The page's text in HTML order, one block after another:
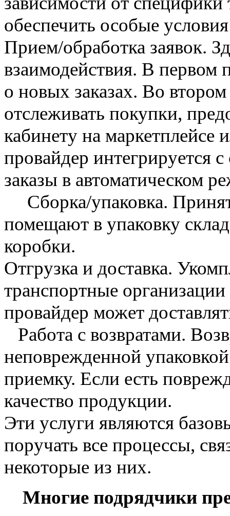
обеспечить особые
Прием/обработка заявок.
взаимодействия. В первом
о новых заказах. Во
отслеживать покупки,
кабинету на маркетплейсе
провайдер интегрируется
заказы в автоматическом
Сборка/упаковка.
помещают в упаковку
коробки.
Отгрузка и доставка.
транспортные
провайдер может
Работа с возвратами.
неповрежденной
приемку. Если есть
качество продукции.
Эти услуги являются
поручать все процессы,
некоторые из них.
Многие подрядчики